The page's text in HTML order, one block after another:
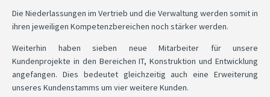
Die Niederlassungen im Vertrieb und die Verwaltung werden somit in
ihren jeweiligen Kompetenzbereichen noch stärker werden.
Weiterhin haben sieben neue Mitarbeiter für unsere
Kundenprojekte in den Bereichen IT, Konstruktion und Entwicklung
angefangen. Dies bedeutet gleichzeitig auch eine Erweiterung
unseres Kundenstamms um vier weitere Kunden.